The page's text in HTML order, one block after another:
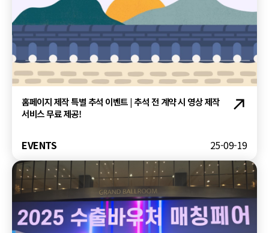
홈페이지 제작 특별 추석 이벤트 | 추석 전 계약 시 영상 제작
서비스 무료 제공!
EVENTS 25-09-19